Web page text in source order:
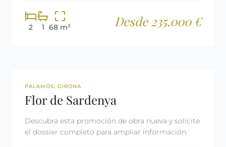
2 1 68 m² Desde 235.000 €
OBRA NUEVA
PALAMÓS, GIRONA
Flor de Sardenya
Descubra esta promoción de obra nueva y solicite
el dossier completo para ampliar información.